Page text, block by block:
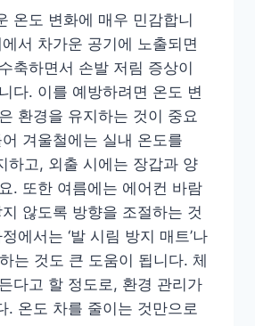
온도 변화에 매우 민감합니
서 차가운 공기에 노출되면
축하면서 손발 저림 증상이
다. 이를 예방하려면 온도 변
환경을 유지하는 것이 중요
겨울철에는 실내 온도를
하고, 외출 시에는 장갑과 양
. 또한 여름에는 에어컨 바람
않도록 방향을 조절하는 것
에서는 ‘발 시림 방지 매트’나
하는 것도 큰 도움이 됩니다. 체
다고 할 정도로, 환경 관리가
. 온도 차를 줄이는 것만으로